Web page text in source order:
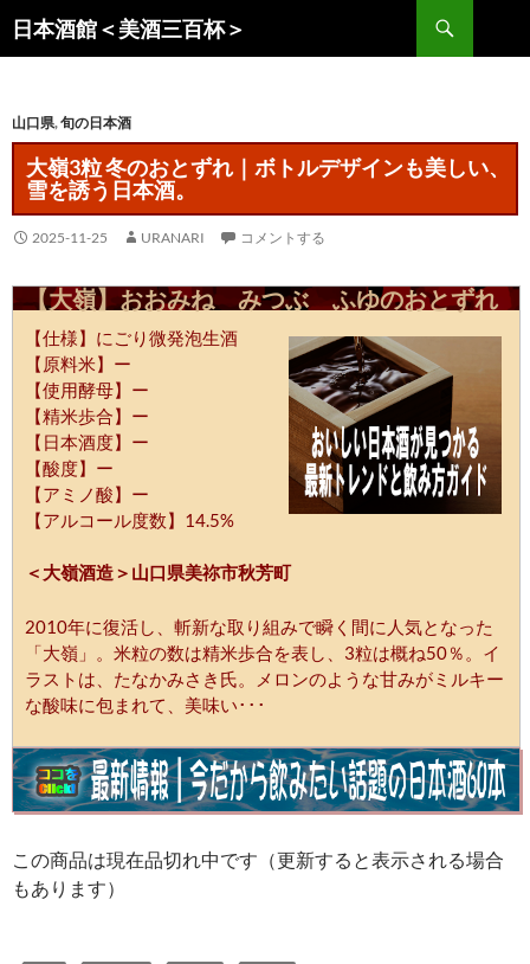
ン
ツ
キ
ッ
日本酒館＜美酒三百杯＞
索
山口県,旬の日本酒
大嶺3粒 冬のおとずれ｜ボトルデザインも美しい、
雪を誘う日本酒。
2025-11-25 URANARI コメントする
【大嶺】おおみね みつぶ ふゆのおとずれ
【仕様】にごり微発泡生酒
【原料米】ー
【使用酵母】ー
【精米歩合】ー
【日本酒度】ー
【酸度】ー
【アミノ酸】ー
【アルコール度数】14.5%
＜大嶺酒造＞山口県美祢市秋芳町
2010年に復活し、斬新な取り組みで瞬く間に人気となった
「大嶺」。米粒の数は精米歩合を表し、3粒は概ね50％。イ
ラストは、たなかみさき氏。メロンのような甘みがミルキー
な酸味に包まれて、美味い･･･
この商品は現在品切れ中です（更新すると表示される場合
もあります）